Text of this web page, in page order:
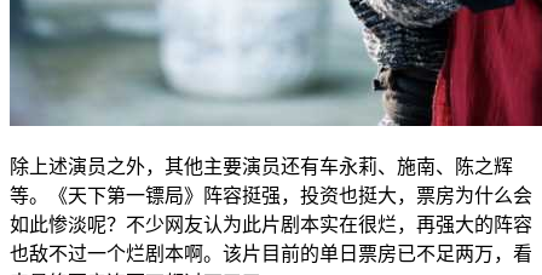
除上述演员之外，其他主要演员还有车永莉、施南、陈之辉
等。《天下第一镖局》阵容挺强，投资也挺大，票房为什么会
如此惨淡呢？不少网友认为此片剧本实在很烂，再强大的阵容
也敌不过一个烂剧本啊。该片目前的单日票房已不足两万，看